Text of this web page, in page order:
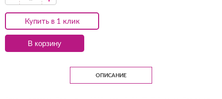
Купить в 1 клик
В корзину
ОПИСАНИЕ